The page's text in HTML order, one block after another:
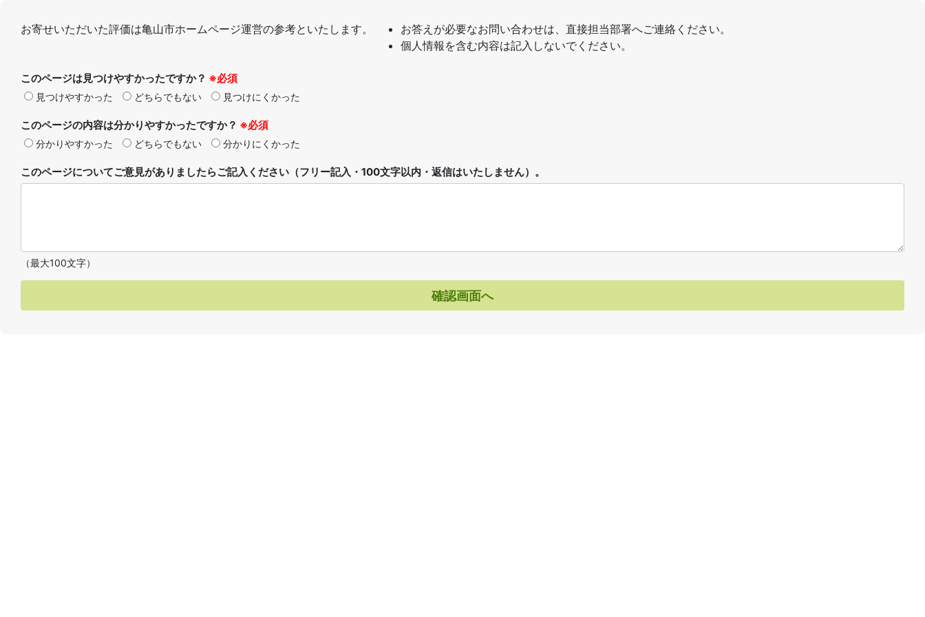
お寄せいただいた評価は亀山市ホームページ運営の参考といたします。
お答えが必要なお問い合わせは、直接担当部署へご連絡ください。
個人情報を含む内容は記入しないでください。
このページは見つけやすかったですか？ ※必須
見つけやすかった どちらでもない 見つけにくかった
このページの内容は分かりやすかったですか？ ※必須
分かりやすかった どちらでもない 分かりにくかった
このページについてご意見がありましたらご記入ください（フリー記入・100文字以内・返信はいたしません）。
（最大100文字）